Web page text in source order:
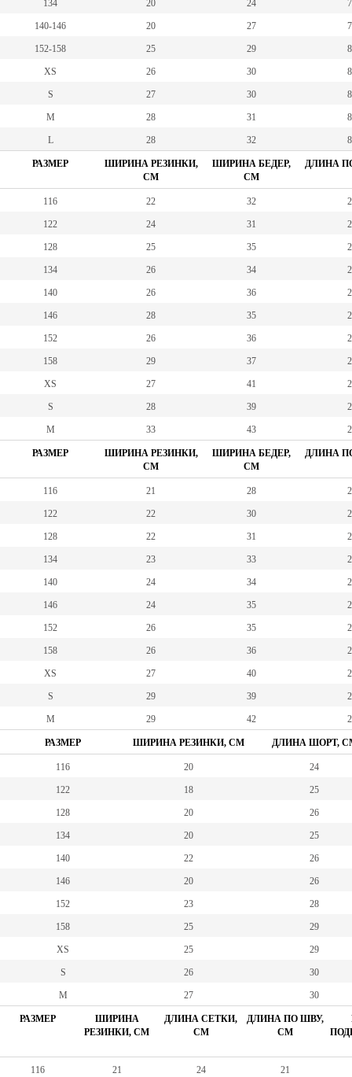
134 20 24
140-146 20 27
152-158 25 29
XS 26 30
S 27 30
M 28 31
L 28 32
РАЗМЕР
ШИРИНА РЕЗИНКИ,
СМ
ШИРИНА БЕДЕР,
СМ
ДЛИНА
116 22 32
122 24 31
128 25 35
134 26 34
140 26 36
146 28 35
152 26 36
158 29 37
XS 27 41
S 28 39
M 33 43
РАЗМЕР
ШИРИНА РЕЗИНКИ,
СМ
ШИРИНА БЕДЕР,
СМ
ДЛИНА
116 21 28
122 22 30
128 22 31
134 23 33
140 24 34
146 24 35
152 26 35
158 26 36
XS 27 40
S 29 39
M 29 42
РАЗМЕР ШИРИНА РЕЗИНКИ, СМ ДЛИНА ШОРТ,
116 20 24
122 18 25
128 20 26
134 20 25
140 22 26
146 20 26
152 23 28
158 25 29
XS 25 29
S 26 30
M 27 30
РАЗМЕР
ШИРИНА
РЕЗИНКИ, СМ
ДЛИНА СЕТКИ,
СМ
ДЛИНА ПО ШВУ,
СМ
116 21 24 21